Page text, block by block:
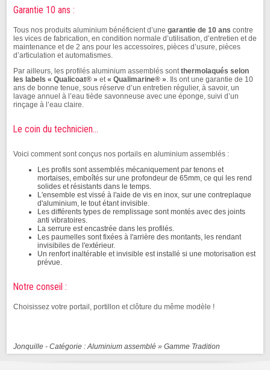
Garantie 10 ans :
Tous nos produits aluminium bénéficient d’une garantie de 10 ans contre
les vices de fabrication, en condition normale d’utilisation, d’entretien et de
maintenance et de 2 ans pour les accessoires, pièces d’usure, pièces
d’articulation et automatismes.
Par ailleurs, les profilés aluminium assemblés sontthermolaqués selon
les labels « Qualicoat® » et« Qualimarine® ». Ils ont une garantie de 10
ans de bonne tenue, sous réserve d’un entretien régulier, à savoir, un
lavage annuel à l’eau tiède savonneuse avec une éponge, suivi d’un
rinçage à l’eau claire.
Le coin du technicien...
Voici comment sont conçus nos portails en aluminium assemblés :
Les profils sont assemblés mécaniquement par tenons et
mortaises, emboîtés sur une profondeur de 65mm, ce qui les rend
solides et résistants dans le temps.
L'ensemble est vissé à l'aide de vis en inox, sur une contreplaque
d'aluminium, le tout étant invisible.
Les différents types de remplissage sont montés avec des joints
anti vibratoires.
La serrure est encastrée dans les profilés.
Les paumelles sont fixées à l'arrière des montants, les rendant
invisibiles de l'extérieur.
Un renfort inaltérable et invisible est installé si une motorisation est
prévue.
Notre conseil :
Choisissez votre portail, portillon et clôture du même modèle !
Jonquille - Catégorie : Aluminium assemblé » Gamme Tradition